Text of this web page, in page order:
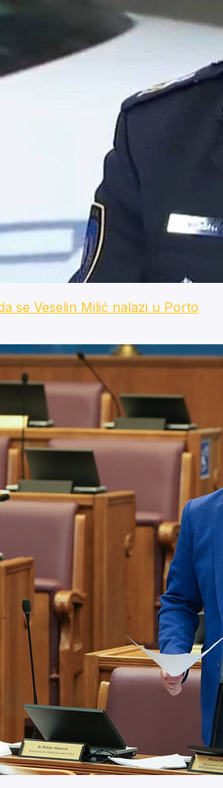
se Veselin Milić nalazi u Porto